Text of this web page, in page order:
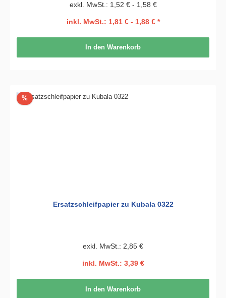
exkl. MwSt.: 1,52 € - 1,58 €
inkl. MwSt.: 1,81 € - 1,88 € *
In den Warenkorb
%Rabatt
Ersatzschleifpapier zu Kubala 0322
exkl. MwSt.: 2,85 €
inkl. MwSt.: 3,39 €
In den Warenkorb